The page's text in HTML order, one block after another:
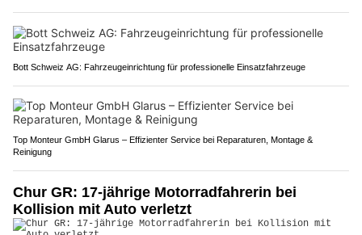
Bott Schweiz AG: Fahrzeugeinrichtung für professionelle Einsatzfahrzeuge
Top Monteur GmbH Glarus – Effizienter Service bei Reparaturen, Montage &
Reinigung
Chur GR: 17-jährige Motorradfahrerin bei
Kollision mit Auto verletzt